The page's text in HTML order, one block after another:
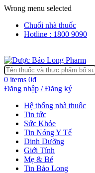
Wrong menu selected
Chuổi nhà thuốc
Hotline : 1800 9090
0 items 0₫
Đăng nhập / Đăng ký
Hệ thống nhà thuốc
Tin tức
Sức Khỏe
Tin Nóng Y Tế
Dinh Dưỡng
Giới Tính
Mẹ & Bé
Tin Bảo Long